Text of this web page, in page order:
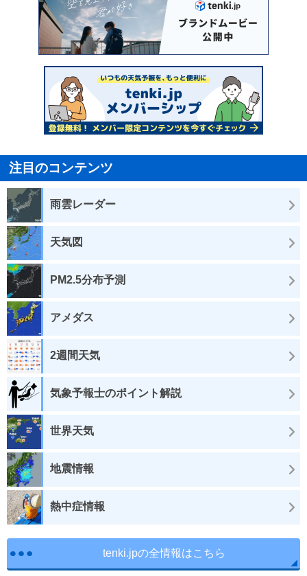
注目のコンテンツ
雨雲レーダー
天気図
PM2.5分布予測
アメダス
2週間天気
気象予報士のポイント解説
世界天気
地震情報
熱中症情報
tenki.jpの全情報はこちら